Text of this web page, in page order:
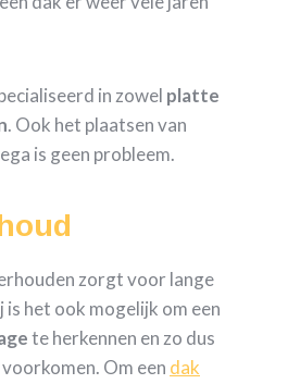
in zowel platte
. Ook het plaatsen van
is geen probleem.
zorgt voor lange
is het ook mogelijk om een
te herkennen en zo dus
Om een dak